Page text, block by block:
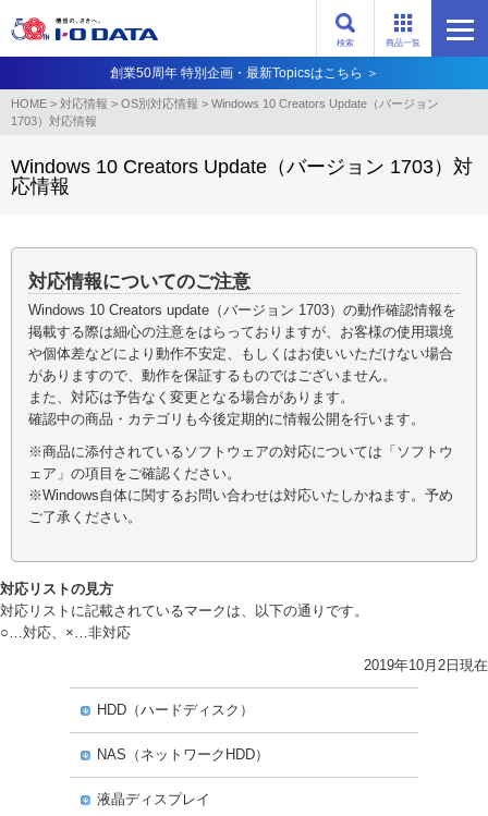
商品一覧
検索
創業50周年 特別企画・最新Topicsはこちら ＞
HOME > 対応情報 > OS別対応情報 > Windows 10 Creators Update（バージョン
1703）対応情報
Windows 10 Creators Update（バージョン 1703）対
応情報
対応情報についてのご注意
Windows 10 Creators update（バージョン 1703）の動作確認情報を
掲載する際は細心の注意をはらっておりますが、お客様の使用環境
や個体差などにより動作不安定、もしくはお使いいただけない場合
がありますので、動作を保証するものではございません。
また、対応は予告なく変更となる場合があります。
確認中の商品・カテゴリも今後定期的に情報公開を行います。
※商品に添付されているソフトウェアの対応については「ソフトウ
ェア」の項目をご確認ください。
※Windows自体に関するお問い合わせは対応いたしかねます。予め
ご了承ください。
対応リストの見方
対応リストに記載されているマークは、以下の通りです。
○…対応、×…非対応
2019年10月2日現在
HDD（ハードディスク）
NAS（ネットワークHDD）
液晶ディスプレイ